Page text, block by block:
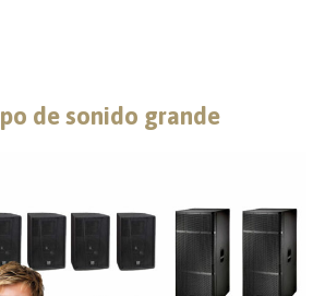
de sonido grande